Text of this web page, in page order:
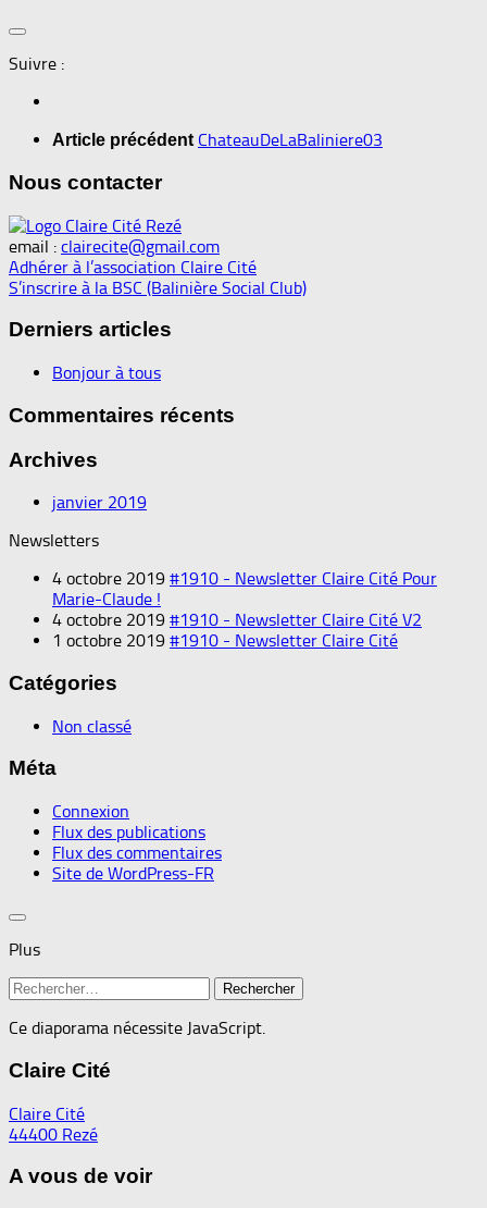
Suivre :
Article précédent ChateauDeLaBaliniere03
Nous contacter
email : clairecite@gmail.com
Adhérer à l’association Claire Cité
S’inscrire à la BSC (Balinière Social Club)
Derniers articles
Bonjour à tous
Commentaires récents
Archives
janvier 2019
Newsletters
4 octobre 2019 #1910 - Newsletter Claire Cité Pour
Marie-Claude !
4 octobre 2019 #1910 - Newsletter Claire Cité V2
1 octobre 2019 #1910 - Newsletter Claire Cité
Catégories
Non classé
Méta
Connexion
Flux des publications
Flux des commentaires
Site de WordPress-FR
Plus
Rechercher :
Ce diaporama nécessite JavaScript.
Claire Cité
Claire Cité
44400 Rezé
A vous de voir